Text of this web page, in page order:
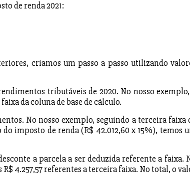
de renda 2021:
criamos um passo a passo utilizando
tributáveis de 2020. No nosso
da coluna de base de cálculo.
No nosso exemplo, seguindo a terceira faixa
imposto de renda (R$ 42.012,60 x 15%), temos
a parcela a ser deduzida referente a faixa.
4.257,57 referentes a terceira faixa. No total, o